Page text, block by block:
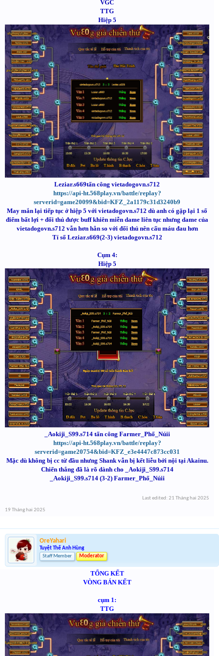
VGC
TTG
Hiệp 5
Leziar.s669tấn công vietadogovn.s712
https://api-ht.568play.vn/battle/replay?
serverid=game20099&bid=KFZ_2a1179c31d3240b9
May mắn lại tiếp tục ở hiệp 5 với vietadogovn.s712 dù anh có gặp lại 1 số
điểm bất lợi + đối thủ được buff khiên miễn dame liên tục nhưng dame của
vietadogovn.s712 vẫn hơn hẳn so với đối thủ nên cấu máu đau hơn
Tỉ số Leziar.s669(2-3) vietadogovn.s712
Cụm 4:
Hiệp 5
_Aokiji_S99.s714 tấn công Farmer_Phố_Núii
https://api-ht.568play.vn/battle/replay?
serverid=game20754&bid=KFZ_e3e4447c873cc031
Mặc dù không bị cc từ đầu nhưng Shank vẫn bị kết liễu bởi nội tại Akainu.
Chiến thắng đã là rõ dành cho _Aokiji_S99.s714
_Aokiji_S99.s714 (3-2) Farmer_Phố_Núii
Last edited: 21 Tháng hai 2025
19 Tháng hai 2025
OreYahari
Tuyệt Thế Anh Hùng
Staff Member
Moderator
TỔNG KẾT
VÒNG BÁN KẾT
cụm 1:
TTG